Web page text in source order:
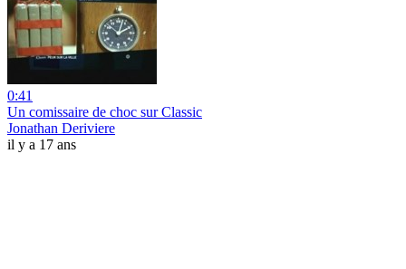
0:41
Un comissaire de choc sur Classic
Jonathan Deriviere
il y a 17 ans